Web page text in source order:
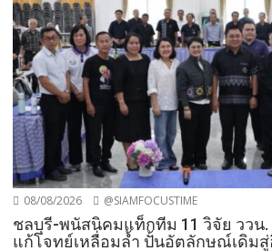
08/08/2026 @SIAMFOCUSTIME
ชลบุรี-พนัสนิคมแท็กทีม 11 วิจัย ววน.
แก้โจทย์เหลื่อมล้ำ ปั้นอัตลักษณ์เดิมสู่